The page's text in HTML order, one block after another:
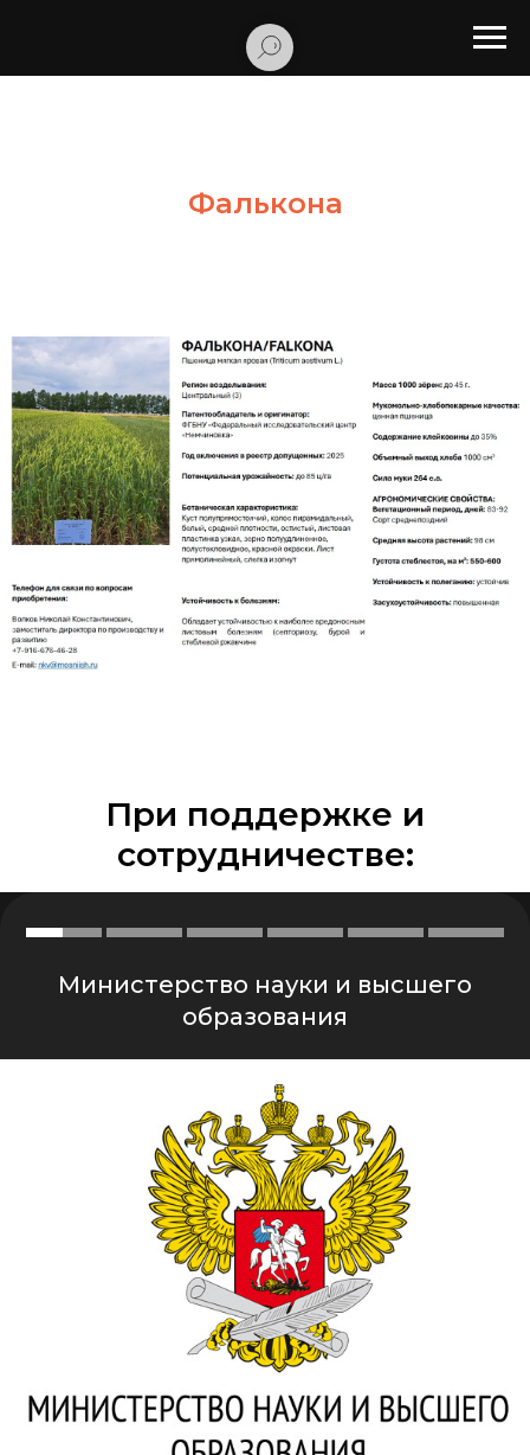
Фалькона
При поддержке и
сотрудничестве:
Министерство науки и высшего
образования